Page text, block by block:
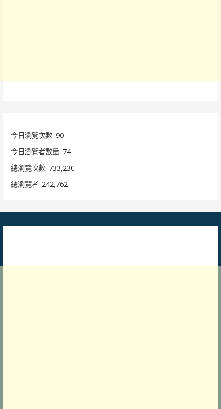
今日瀏覽次數:90
今日瀏覽者數量: 74
總瀏覽次數: 733,230
總瀏覽者: 242,762